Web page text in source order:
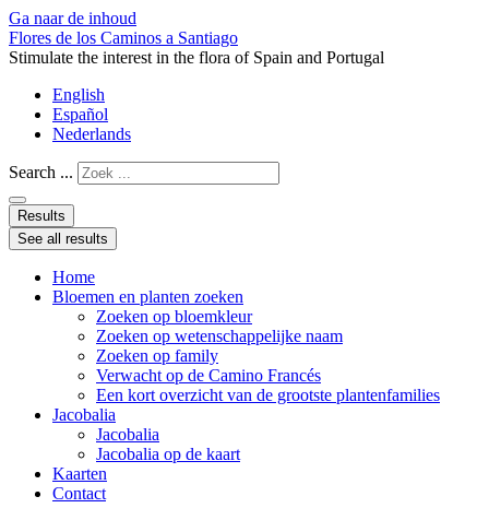
Ga naar de inhoud
Flores de los Caminos a Santiago
Stimulate the interest in the flora of Spain and Portugal
English
Español
Nederlands
Search ...
Results
See all results
Home
Bloemen en planten zoeken
Zoeken op bloemkleur
Zoeken op wetenschappelijke naam
Zoeken op family
Verwacht op de Camino Francés
Een kort overzicht van de grootste plantenfamilies
Jacobalia
Jacobalia
Jacobalia op de kaart
Kaarten
Contact